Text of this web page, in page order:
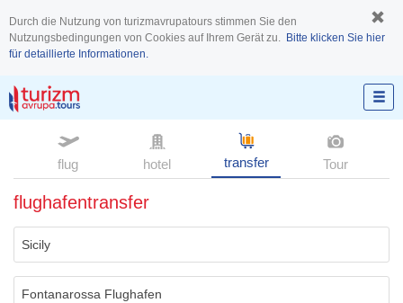
Durch die Nutzung von turizmavrupatours stimmen Sie den
Nutzungsbedingungen von Cookies auf Ihrem Gerät zu. Bitte klicken Sie hier
für detaillierte Informationen.
flug hotel transfer Tour
flughafentransfer